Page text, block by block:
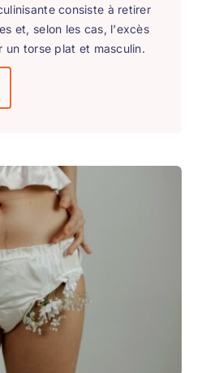
consiste à retirer
et, selon les cas, l'excès
un torse plat et masculin.